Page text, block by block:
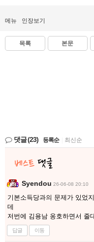
메뉴 인장보기
목록 본문
댓글(23) 등록순 최신순
Syendou 26-06-08 20:10
기본소득당과의 문제가 있었
데
저번에 김용남 옹호하면서 줄
답글 이동